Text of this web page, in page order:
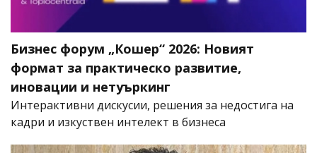
Бизнес форум „Кошер“ 2026: Новият
формат за практическо развитие,
иновации и нетуъркинг
Интерактивни дискусии, решения за недостига на
кадри и изкуствен интелект в бизнеса